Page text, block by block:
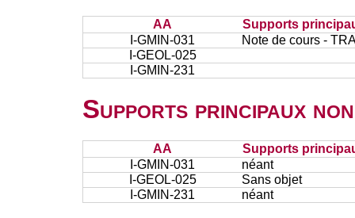
AA
Supports
I-GMIN-031
Note de cours -
I-GEOL-025
I-GMIN-231
Supports principaux
AA
Supports
I-GMIN-031
néant
I-GEOL-025
Sans objet
I-GMIN-231
néant